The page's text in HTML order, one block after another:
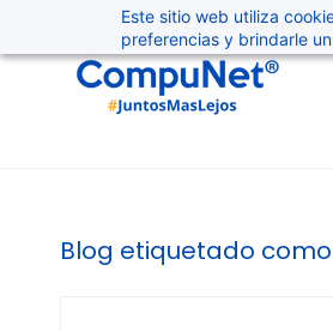
Este sitio web utiliza
preferencias y brindarle
to
Blog etiquetado